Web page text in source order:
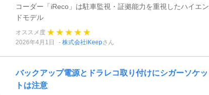
コーダー「iReco」は駐車監視・証拠能力を重視したハイエン
ドモデル
オススメ度
2026年4月1日
株式会社iKeepさん
バックアップ電源とドラレコ取り付けにシガーソケッ
トは注意